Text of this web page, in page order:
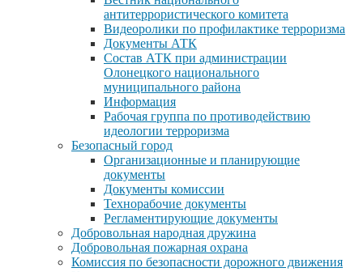
антитеррористического комитета
Видеоролики по профилактике терроризма
Документы АТК
Состав АТК при администрации
Олонецкого национального
муниципального района
Информация
Рабочая группа по противодействию
идеологии терроризма
Безопасный город
Организационные и планирующие
документы
Документы комиссии
Технорабочие документы
Регламентирующие документы
Добровольная народная дружина
Добровольная пожарная охрана
Комиссия по безопасности дорожного движения